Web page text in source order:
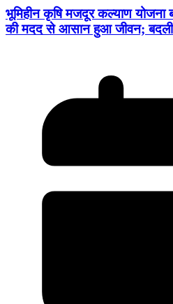
भूमिहीन कृषि मजदूर कल्याण योजना
की मदद से आसान हुआ जीवन; बदली